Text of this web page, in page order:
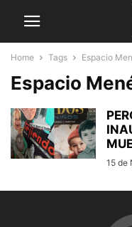
Home Tags Espacio
Espacio
15 de